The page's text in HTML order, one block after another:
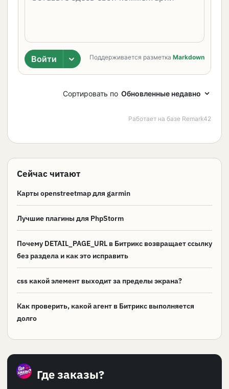
Сейчас читают
Карты openstreetmap для garmin
Лучшие плагины для PhpStorm
Почему DETAIL_PAGE_URL в Битрикс возвращает ссылку
без раздела и как это исправить
css какой элемент выходит за пределы экрана?
Как проверить, какой агент в Битрикс выполняется
долго
Где заказы?